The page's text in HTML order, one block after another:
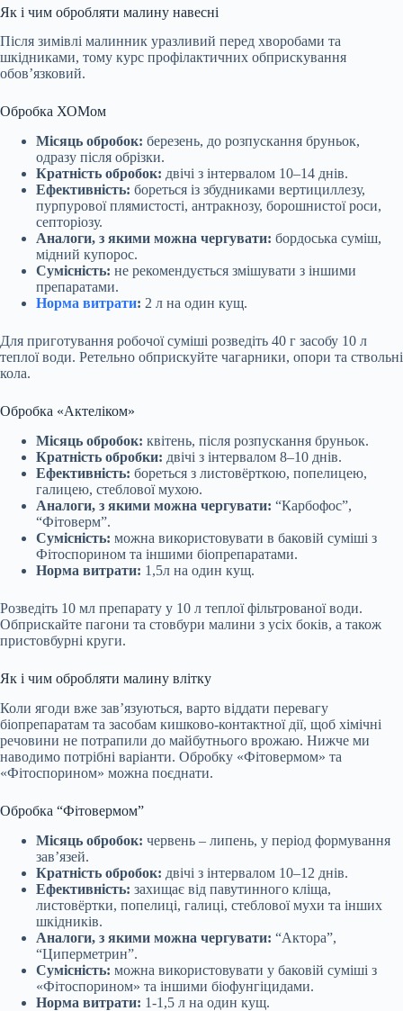
Як і чим обробляти малину навесні
Після зимівлі малинник уразливий перед хворобами та
шкідниками, тому курс профілактичних обприскування
обов’язковий.
Обробка ХОМом
Місяць обробок: березень, до розпускання бруньок,
одразу після обрізки.
Кратність обробок: двічі з інтервалом 10–14 днів.
Ефективність: бореться із збудниками вертициллезу,
пурпурової плямистості, антракнозу, борошнистої роси,
септоріозу.
Аналоги, з якими можна чергувати: бордоська суміш,
мідний купорос.
Сумісність: не рекомендується змішувати з іншими
препаратами.
Норма витрати: 2 л на один кущ.
Для приготування робочої суміші розведіть 40 г засобу 10 л
теплої води. Ретельно обприскуйте чагарники, опори та ствольні
кола.
Обробка «Актеліком»
Місяць обробок: квітень, після розпускання бруньок.
Кратність обробки: двічі з інтервалом 8–10 днів.
Ефективність: бореться з листовёрткою, попелицею,
галицею, стеблової мухою.
Аналоги, з якими можна чергувати: “Карбофос”,
“Фітоверм”.
Сумісність: можна використовувати в баковій суміші з
Фітоспорином та іншими біопрепаратами.
Норма витрати: 1,5л на один кущ.
Розведіть 10 мл препарату у 10 л теплої фільтрованої води.
Обприскайте пагони та стовбури малини з усіх боків, а також
пристовбурні круги.
Як і чим обробляти малину влітку
Коли ягоди вже зав’язуються, варто віддати перевагу
біопрепаратам та засобам кишково-контактної дії, щоб хімічні
речовини не потрапили до майбутнього врожаю. Нижче ми
наводимо потрібні варіанти. Обробку «Фітовермом» та
«Фітоспорином» можна поєднати.
Обробка “Фітовермом”
Місяць обробок: червень – липень, у період формування
зав’язей.
Кратність обробок: двічі з інтервалом 10–12 днів.
Ефективність: захищає від павутинного кліща,
листовёртки, попелиці, галиці, стеблової мухи та інших
шкідників.
Аналоги, з якими можна чергувати: “Актора”,
“Циперметрин”.
Сумісність: можна використовувати у баковій суміші з
«Фітоспорином» та іншими біофунгіцидами.
Норма витрати: 1-1,5 л на один кущ.